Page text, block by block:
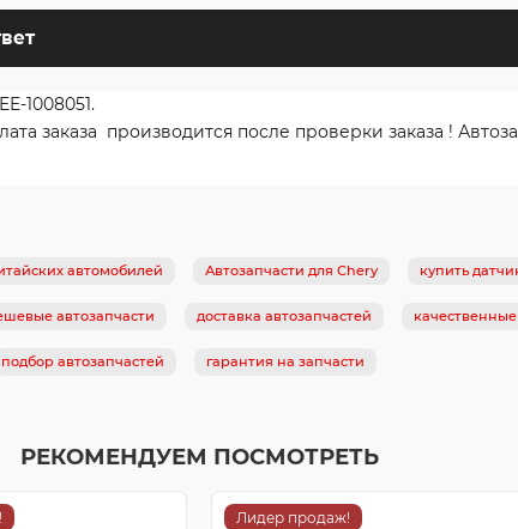
1008051.
производится после проверки заказа !
автомобилей Автозапчасти для Chery купить
автозапчасти доставка автозапчастей
подбор автозапчастей гарантия на запчасти
РЕКОМЕНДУЕМ ПОСМОТРЕТЬ
Лидер продаж!